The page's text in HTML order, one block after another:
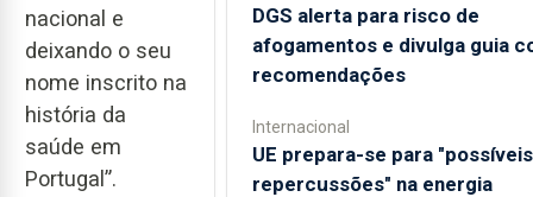
nacional e
deixando o seu
nome inscrito na
história da
saúde em
Portugal”.
DGS alerta para risco de
afogamentos e divulga guia
recomendações
Internacional
UE prepara-se para "possíveis
repercussões" na energia